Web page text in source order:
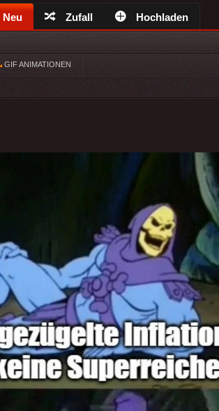
Neu Zufall Hochladen
GIF ANIMATIONEN